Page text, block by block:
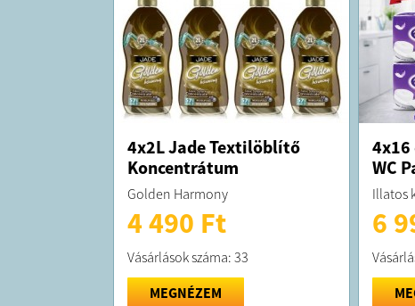
4x2L Jade Textilöblítő
Koncentrátum
Golden Harmony
4 490 Ft
Vásárlások száma: 33
MEGNÉZEM
4x16
WC
Illatos
6